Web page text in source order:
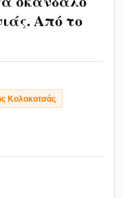
Από το
Κολοκοτσάς